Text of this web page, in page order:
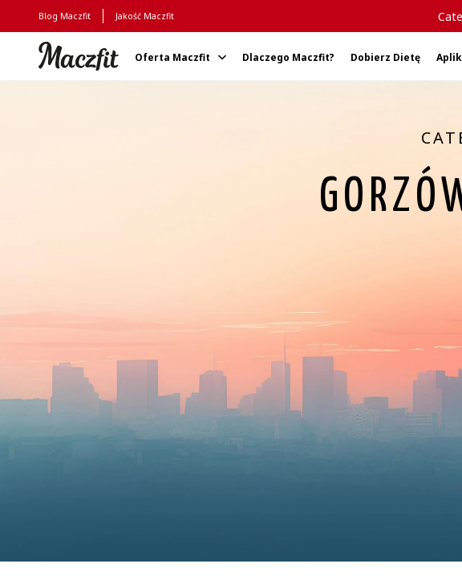
Blog Maczfit Jakość Maczfit
Oferta Maczfit Dlaczego Maczfit? Dobierz Dietę